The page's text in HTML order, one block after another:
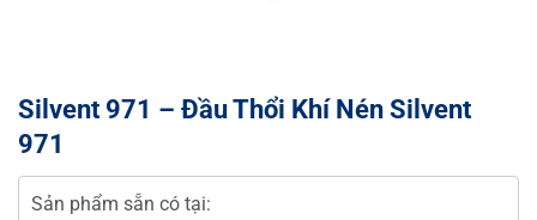
Silvent 971 – Đầu Thổi Khí Nén Silvent
971
Sản phẩm sẵn có tại: